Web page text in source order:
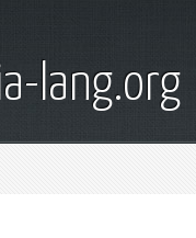
lang.org